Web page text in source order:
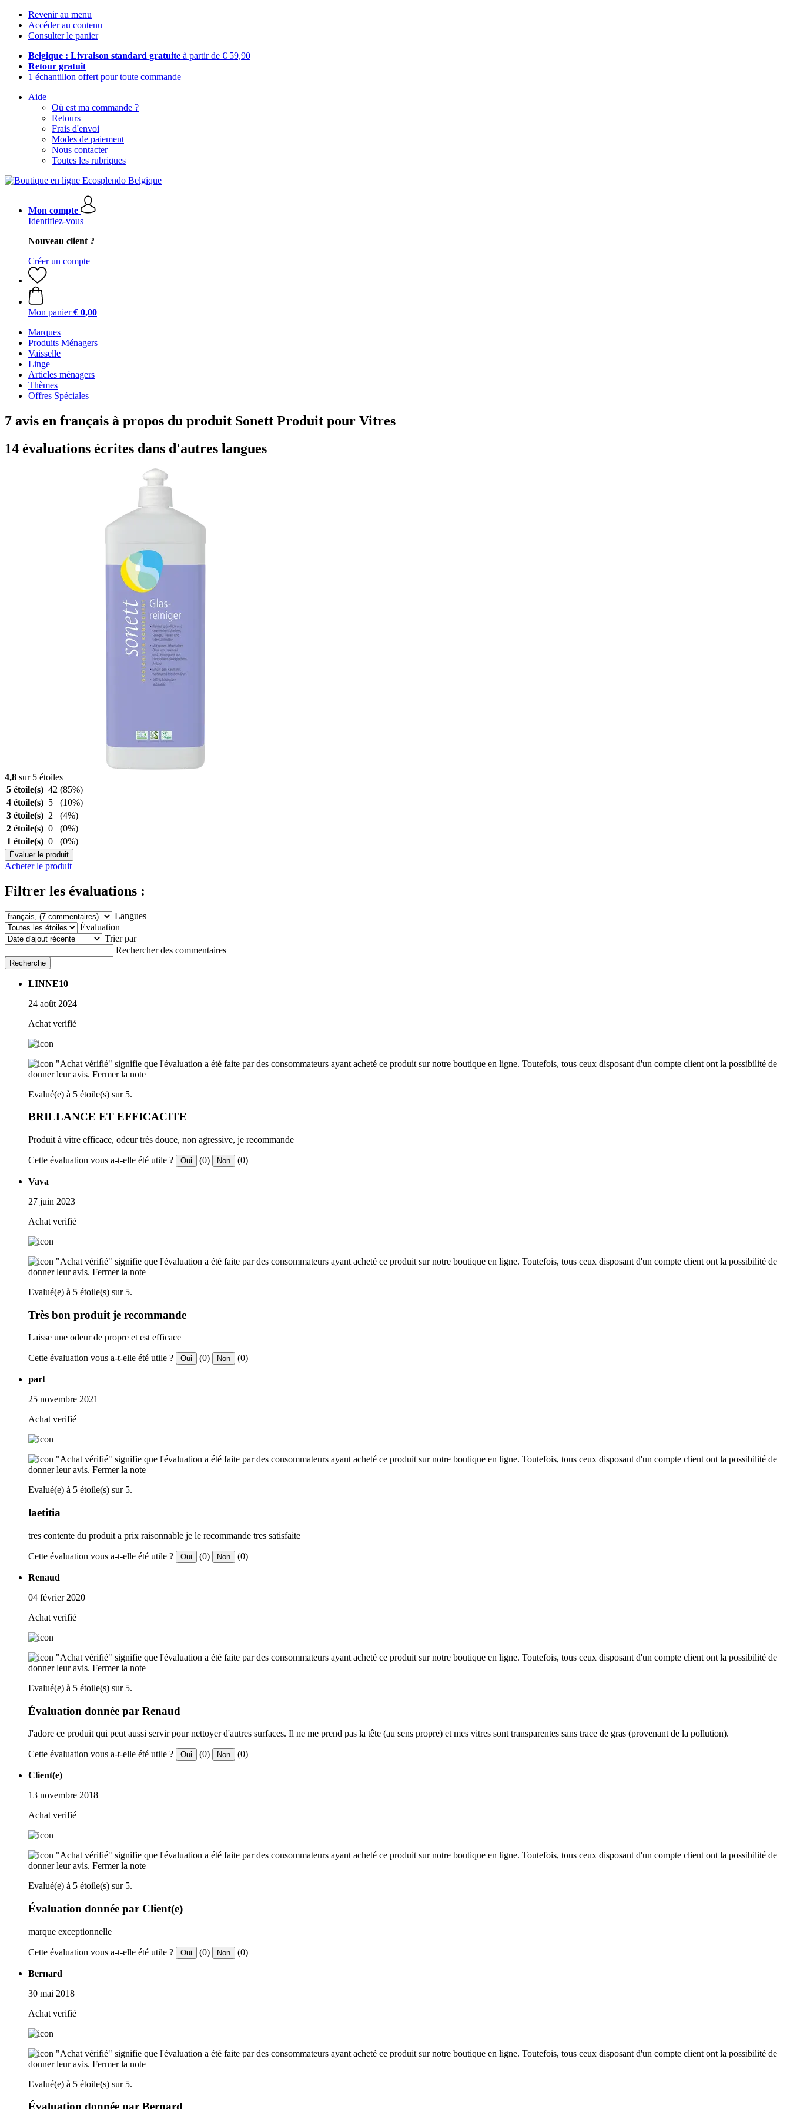
Revenir au menu
Accéder au contenu
Consulter le panier
Belgique : Livraison standard gratuite à partir de € 59,90
Retour gratuit
1 échantillon offert pour toute commande
Aide
Où est ma commande ?
Retours
Frais d'envoi
Modes de paiement
Nous contacter
Toutes les rubriques
Mon compte
Identifiez-vous
Nouveau client ?
Créer un compte
Mon panier € 0,00
Marques
Produits Ménagers
Vaisselle
Linge
Articles ménagers
Thèmes
Offres Spéciales
7 avis en français à propos du produit Sonett Produit pour Vitres
14 évaluations écrites dans d'autres langues
4,8 sur 5 étoiles
5 étoile(s) 42 (85%)
4 étoile(s) 5
(10%)
3 étoile(s) 2
(4%)
2 étoile(s) 0
(0%)
1 étoile(s) 0 (0%)
Évaluer le produit
Acheter le produit
Filtrer les évaluations :
Langues
Évaluation
Trier par
Rechercher des commentaires
Recherche
LINNE10
24 août 2024
Achat verifié
"Achat vérifié" signifie que l'évaluation a été faite par des consommateurs ayant acheté ce produit sur notre boutique en ligne. Toutefois, tous ceux disposant d'un compte client ont la possibilité de
donner leur avis. Fermer la note
Evalué(e) à 5 étoile(s) sur 5.
BRILLANCE ET EFFICACITE
Produit à vitre efficace, odeur très douce, non agressive, je recommande
Cette évaluation vous a-t-elle été utile ? Oui (0) Non (0)
Vava
27 juin 2023
Achat verifié
"Achat vérifié" signifie que l'évaluation a été faite par des consommateurs ayant acheté ce produit sur notre boutique en ligne. Toutefois, tous ceux disposant d'un compte client ont la possibilité de
donner leur avis. Fermer la note
Evalué(e) à 5 étoile(s) sur 5.
Très bon produit je recommande
Laisse une odeur de propre et est efficace
Cette évaluation vous a-t-elle été utile ? Oui (0) Non (0)
part
25 novembre 2021
Achat verifié
"Achat vérifié" signifie que l'évaluation a été faite par des consommateurs ayant acheté ce produit sur notre boutique en ligne. Toutefois, tous ceux disposant d'un compte client ont la possibilité de
donner leur avis. Fermer la note
Evalué(e) à 5 étoile(s) sur 5.
laetitia
tres contente du produit a prix raisonnable je le recommande tres satisfaite
Cette évaluation vous a-t-elle été utile ? Oui (0) Non (0)
Renaud
04 février 2020
Achat verifié
"Achat vérifié" signifie que l'évaluation a été faite par des consommateurs ayant acheté ce produit sur notre boutique en ligne. Toutefois, tous ceux disposant d'un compte client ont la possibilité de
donner leur avis. Fermer la note
Evalué(e) à 5 étoile(s) sur 5.
Évaluation donnée par Renaud
J'adore ce produit qui peut aussi servir pour nettoyer d'autres surfaces. Il ne me prend pas la tête (au sens propre) et mes vitres sont transparentes sans trace de gras (provenant de la pollution).
Cette évaluation vous a-t-elle été utile ? Oui (0) Non (0)
Client(e)
13 novembre 2018
Achat verifié
"Achat vérifié" signifie que l'évaluation a été faite par des consommateurs ayant acheté ce produit sur notre boutique en ligne. Toutefois, tous ceux disposant d'un compte client ont la possibilité de
donner leur avis. Fermer la note
Evalué(e) à 5 étoile(s) sur 5.
Évaluation donnée par Client(e)
marque exceptionnelle
Cette évaluation vous a-t-elle été utile ? Oui (0) Non (0)
Bernard
30 mai 2018
Achat verifié
"Achat vérifié" signifie que l'évaluation a été faite par des consommateurs ayant acheté ce produit sur notre boutique en ligne. Toutefois, tous ceux disposant d'un compte client ont la possibilité de
donner leur avis. Fermer la note
Evalué(e) à 5 étoile(s) sur 5.